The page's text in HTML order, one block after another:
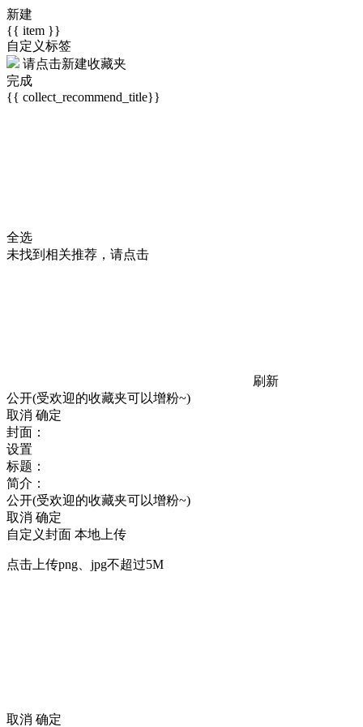
新建
{{ item }}
自定义标签
请点击新建收藏夹
完成
{{ collect_recommend_title}}
全选
未找到相关推荐，请点击
刷新
公开(受欢迎的收藏夹可以增粉~)
取消 确定
封面：
设置
标题：
简介：
公开(受欢迎的收藏夹可以增粉~)
取消 确定
自定义封面 本地上传
点击上传png、jpg不超过5M
取消 确定